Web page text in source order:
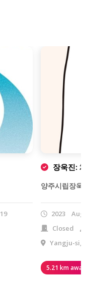
19
장욱진:
양주시립장욱
2023
Closed
Yangju-si,
5.21 km away